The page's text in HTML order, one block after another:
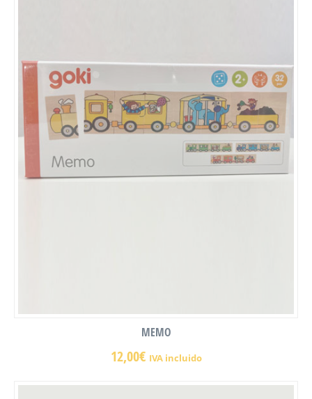
MEMO
12,00€ IVA incluido